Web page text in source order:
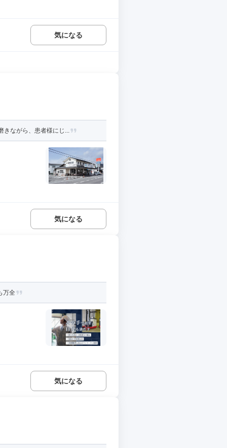
気になる
きながら、患者様にじ...
気になる
万全
気になる